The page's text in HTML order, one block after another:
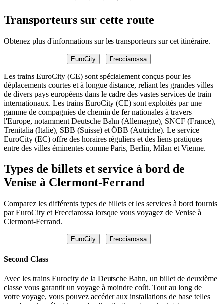
Transporteurs sur cette route
Obtenez plus d'informations sur les transporteurs sur cet itinéraire.
EuroCity Frecciarossa
Les trains EuroCity (CE) sont spécialement conçus pour les
déplacements courtes et à longue distance, reliant les grandes villes
de divers pays européens dans le cadre des vastes services de train
internationaux. Les trains EuroCity (CE) sont exploités par une
gamme de compagnies de chemin de fer nationales à travers
l'Europe, notamment Deutsche Bahn (Allemagne), SNCF (France),
Trenitalia (Italie), SBB (Suisse) et ÖBB (Autriche). Le service
EuroCity (EC) offre des horaires réguliers et des liens pratiques
entre des villes éminentes comme Paris, Berlin, Milan et Vienne.
Types de billets et service à bord de
Venise à Clermont-Ferrand
Comparez les différents types de billets et les services à bord fournis
par EuroCity et Frecciarossa lorsque vous voyagez de Venise à
Clermont-Ferrand.
EuroCity Frecciarossa
Second Class
Avec les trains Eurocity de la Deutsche Bahn, un billet de deuxième
classe vous garantit un voyage à moindre coût. Tout au long de
votre voyage, vous pouvez accéder aux installations de base telles